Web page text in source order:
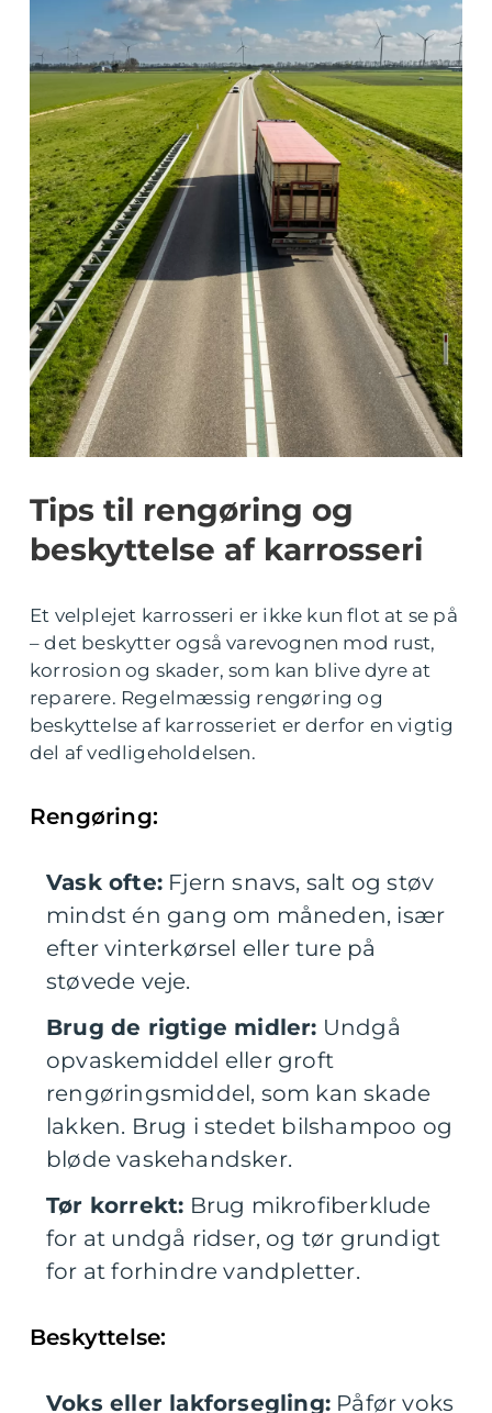
Tips til rengøring og
beskyttelse af karrosseri
Et velplejet karrosseri er ikke kun flot at se på
– det beskytter også varevognen mod rust,
korrosion og skader, som kan blive dyre at
reparere. Regelmæssig rengøring og
beskyttelse af karrosseriet er derfor en vigtig
del af vedligeholdelsen.
Rengøring:
Vask ofte: Fjern snavs, salt og støv
mindst én gang om måneden, især
efter vinterkørsel eller ture på
støvede veje.
Brug de rigtige midler: Undgå
opvaskemiddel eller groft
rengøringsmiddel, som kan skade
lakken. Brug i stedet bilshampoo og
bløde vaskehandsker.
Tør korrekt: Brug mikrofiberklude
for at undgå ridser, og tør grundigt
for at forhindre vandpletter.
Beskyttelse:
Voks eller lakforsegling: Påfør voks